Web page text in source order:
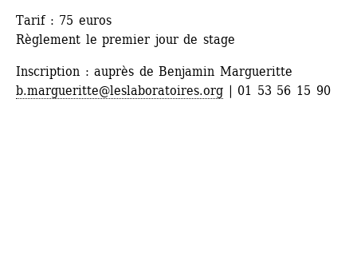
Tarif : 75 euros
Règlement le premier jour de stage
Inscription : auprès de Benjamin Margueritte
b.margueritte@leslaboratoires.org | 01 53 56 15 90